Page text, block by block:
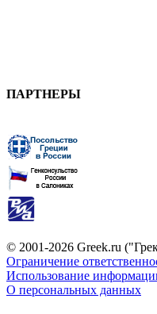
ПАРТНЕРЫ
© 2001-2026 Greek.ru
Ограничение
Использование
О персональных данных